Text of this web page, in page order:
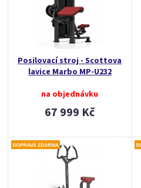
Posilovací stroj - Scottova
lavice Marbo MP-U232
na objednávku
67 999 Kč